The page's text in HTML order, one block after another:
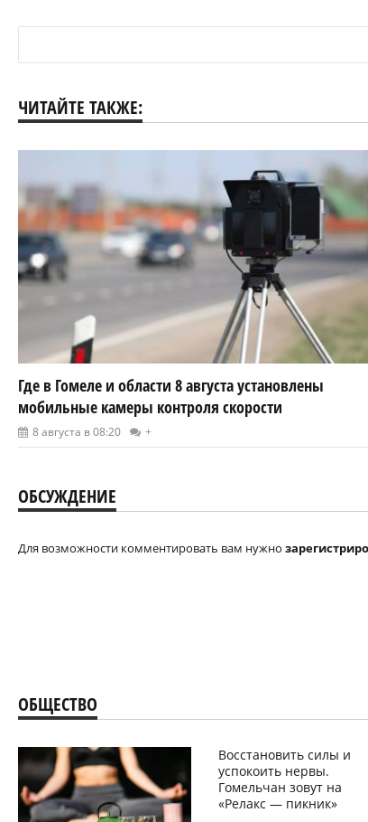
ЧИТАЙТЕ ТАКЖЕ:
Где в Гомеле и области 8 августа установлены
мобильные камеры контроля скорости
8 августа в 08:20 +
ОБСУЖДЕНИЕ
Для возможности комментировать вам нужно
ОБЩЕСТВО
Восстановить силы и
успокоить нервы.
Гомельчан зовут на
«Релакс — пикник»